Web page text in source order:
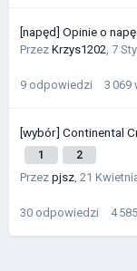
[napęd] Opinie o
Przez Krzys1202, 7
9 odpowiedzi 3 069
[wybór] Continental
1 2
Przez pjsz, 21
30 odpowiedzi 4 585